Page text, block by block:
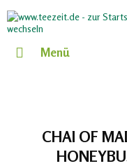
Menü
CHAI OF